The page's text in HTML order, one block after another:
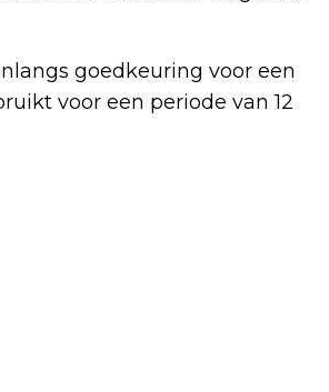
goedkeuring voor een
voor een periode van 12